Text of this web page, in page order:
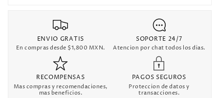
ENVIO GRATIS
En compras desde $1,800 MXN.
SOPORTE 24/7
Atencion por chat todos los dias.
RECOMPENSAS
Mas compras y recomendaciones,
mas beneficios.
PAGOS SEGUROS
Proteccion de datos y
transacciones.